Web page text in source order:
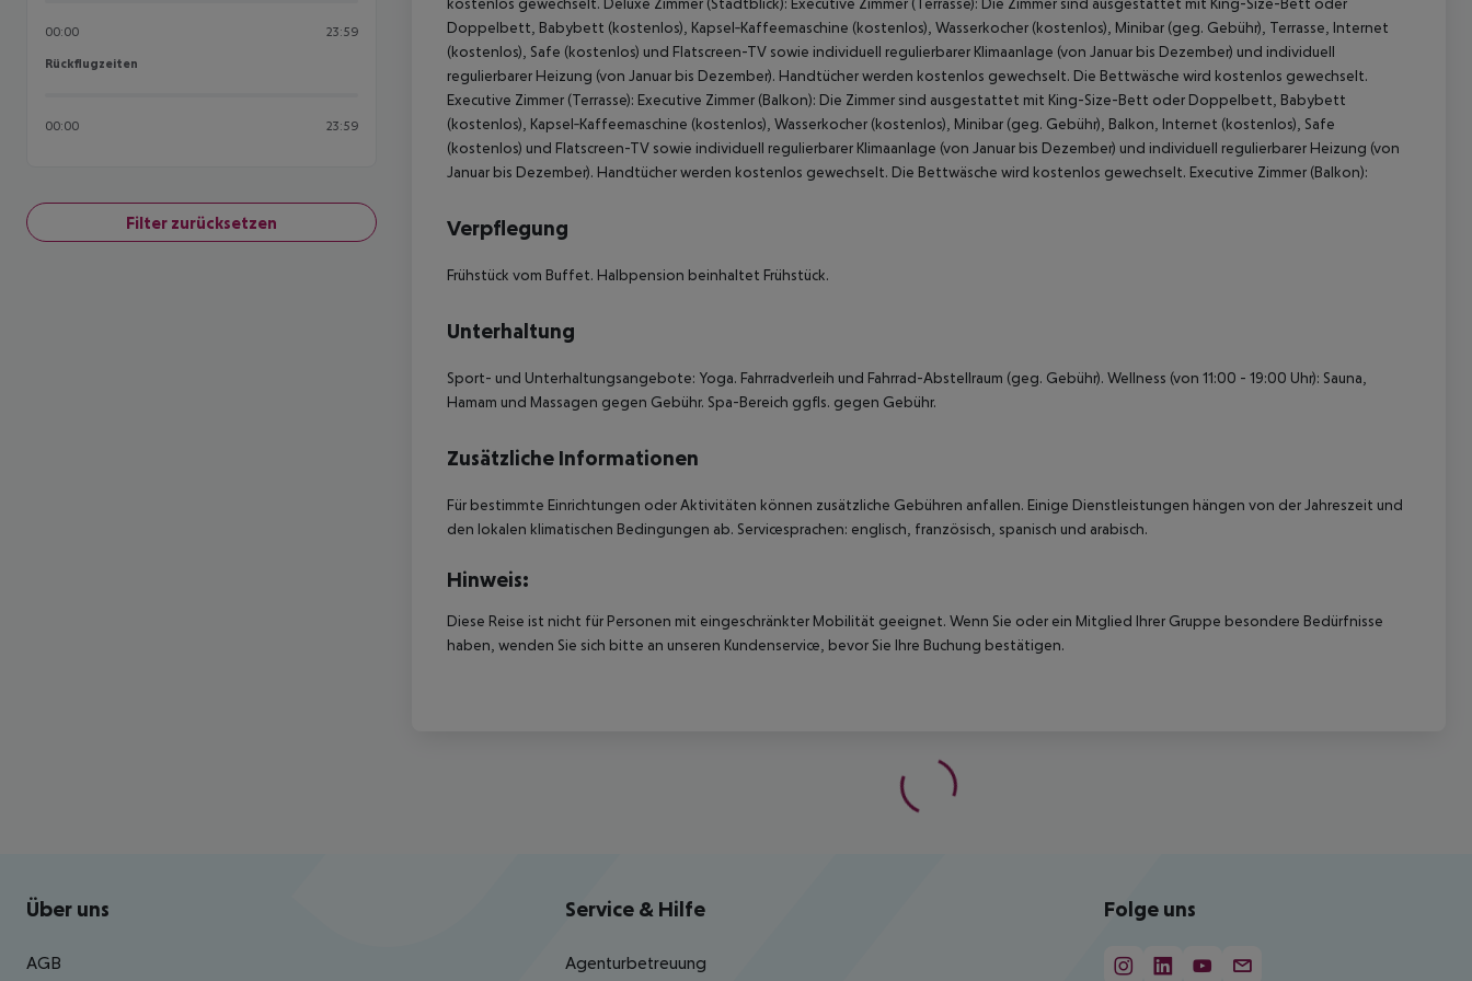
00:00 23:59
Rückflugzeiten
Rückflugzeiten
00:00 23:59
Filter zurücksetzen
Doppelbett, Babybett (kostenlos), Kapsel‑Kaffeemaschine (kostenlos), Wasserkocher (kostenlos), Minibar (geg. Gebühr), Terrasse, Internet
(kostenlos), Safe (kostenlos) und Flatscreen-TV sowie individuell regulierbarer Klimaanlage (von Januar bis Dezember) und individuell
regulierbarer Heizung (von Januar bis Dezember). Handtücher werden kostenlos gewechselt. Die Bettwäsche wird kostenlos gewechselt.
Executive Zimmer (Terrasse): Executive Zimmer (Balkon): Die Zimmer sind ausgestattet mit King-Size-Bett oder Doppelbett, Babybett
(kostenlos), Kapsel‑Kaffeemaschine (kostenlos), Wasserkocher (kostenlos), Minibar (geg. Gebühr), Balkon, Internet (kostenlos), Safe
(kostenlos) und Flatscreen-TV sowie individuell regulierbarer Klimaanlage (von Januar bis Dezember) und individuell regulierbarer Heizung (von
Januar bis Dezember). Handtücher werden kostenlos gewechselt. Die Bettwäsche wird kostenlos gewechselt. Executive Zimmer (Balkon):
Verpflegung
Frühstück vom Buffet. Halbpension beinhaltet Frühstück.
Unterhaltung
Sport- und Unterhaltungsangebote: Yoga. Fahrradverleih und Fahrrad-Abstellraum (geg. Gebühr). Wellness (von 11:00 - 19:00 Uhr): Sauna,
Hamam und Massagen gegen Gebühr. Spa-Bereich ggfls. gegen Gebühr.
Zusätzliche Informationen
Für bestimmte Einrichtungen oder Aktivitäten können zusätzliche Gebühren anfallen. Einige Dienstleistungen hängen von der Jahreszeit und
den lokalen klimatischen Bedingungen ab. Servicesprachen: englisch, französisch, spanisch und arabisch.
Hinweis:
Diese Reise ist nicht für Personen mit eingeschränkter Mobilität geeignet. Wenn Sie oder ein Mitglied Ihrer Gruppe besondere Bedürfnisse
haben, wenden Sie sich bitte an unseren Kundenservice, bevor Sie Ihre Buchung bestätigen.
Footer navigation
Über uns
AGB
Service & Hilfe
Agenturbetreuung
Folge uns